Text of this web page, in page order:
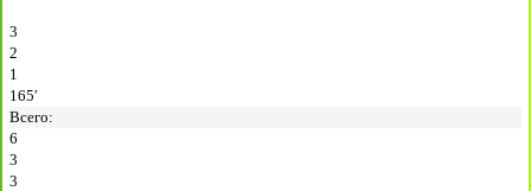
3
2
1
165′
Всего:
6
3
3